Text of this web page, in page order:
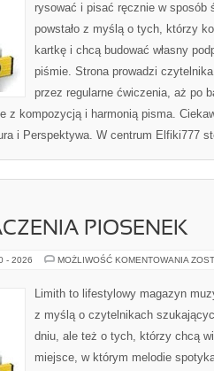
rysować i pisać ręcznie w sposób
powstało z myślą o tych, którzy
kartkę i chcą budować własny
piśmie. Strona prowadzi
przez regularne ćwiczenia, aż po
z kompozycją i harmonią pisma.
i Perspektywa. W centrum Elfiki777
PIOSENEK
- 2026 MOŻLIWOŚĆ KOMENTOWANIA
Limith to lifestylowy magazyn
z myślą o czytelnikach
dniu, ale też o tych, którzy chcą
miejsce, w którym melodie